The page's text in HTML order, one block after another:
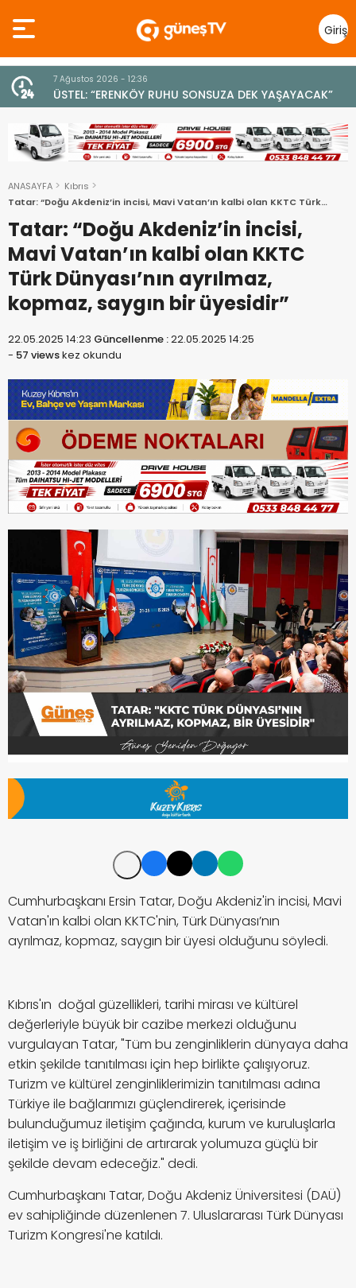
Giriş
Yap
7 Ağustos 2026 - 12:36
ÜSTEL: “ERENKÖY RUHU SONSUZA DEK YAŞAYACAK”
ANASAYFA
Kıbrıs
Tatar: “Doğu Akdeniz’in incisi, Mavi Vatan’ın kalbi olan KKTC Türk
Dünyası’nın ayrılmaz, kopmaz, saygın bir üyesidir”
Tatar: “Doğu Akdeniz’in incisi,
Mavi Vatan’ın kalbi olan KKTC
Türk Dünyası’nın ayrılmaz,
kopmaz, saygın bir üyesidir”
22.05.2025 14:23 Güncellenme :22.05.2025 14:25
- 57 viewskez okundu
Cumhurbaşkanı Ersin Tatar, Doğu Akdeniz'in incisi, Mavi
Vatan'ın kalbi olan KKTC'nin, Türk Dünyası’nın
ayrılmaz, kopmaz, saygın bir üyesi olduğunu söyledi.
Kıbrıs'ın doğal güzellikleri, tarihi mirası ve kültürel
değerleriyle büyük bir cazibe merkezi olduğunu
vurgulayan Tatar, "Tüm bu zenginliklerin dünyaya daha
etkin şekilde tanıtılması için hep birlikte çalışıyoruz.
Turizm ve kültürel zenginliklerimizin tanıtılması adına
Türkiye ile bağlarımızı güçlendirerek, içerisinde
bulunduğumuz iletişim çağında, kurum ve kuruluşlarla
iletişim ve iş birliğini de artırarak yolumuza güçlü bir
şekilde devam edeceğiz." dedi.
Cumhurbaşkanı Tatar, Doğu Akdeniz Üniversitesi (DAÜ)
ev sahipliğinde düzenlenen 7. Uluslararası Türk Dünyası
Turizm Kongresi'ne katıldı.